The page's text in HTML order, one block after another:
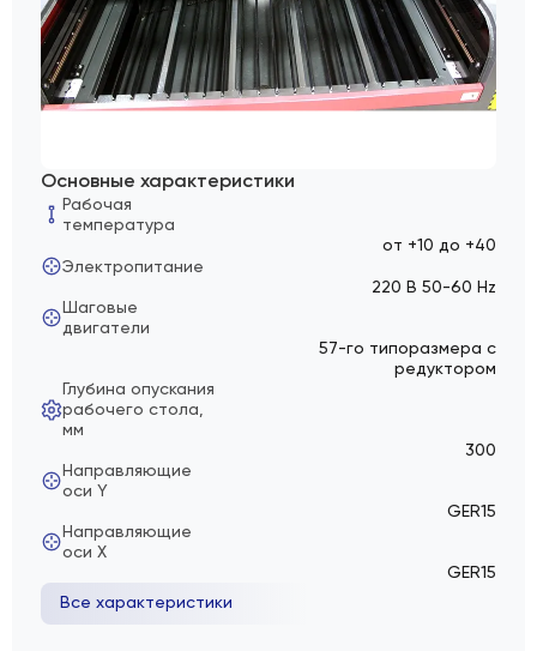
Основные характеристики
Рабочая
температура
от +10 до +40
Электропитание
220 В 50-60 Hz
Шаговые
двигатели
57-го типоразмера с
редуктором
Глубина опускания
рабочего стола,
мм
300
Направляющие
оси Y
GER15
Направляющие
оси Х
GER15
Все характеристики